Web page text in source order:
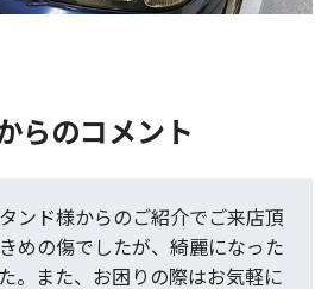
らのコメント
ンド様からのご紹介でご来店頂
めの傷でしたが、綺麗になった
。また、お困りの際はお気軽に